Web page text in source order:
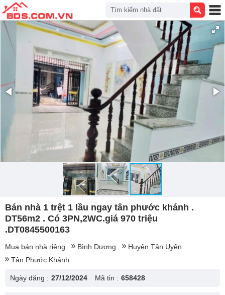
Bán nhà 1 trệt 1 lầu ngay tân phước khánh .
DT56m2 . Có 3PN,2WC.giá 970 triệu
.DT0845500163
Mua bán nhà riêng Bình Dương
Huyện Tân Uyên
Tân Phước Khánh
Ngày đăng : 27/12/2024 Mã tin : 658428
Tìm kiếm nhà đất